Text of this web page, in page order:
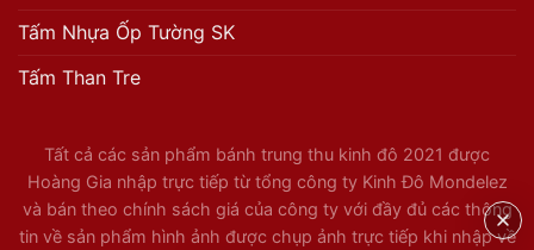
Tấm Nhựa Ốp Tường SK
Tấm Than Tre
Tất cả các sản phẩm bánh trung thu kinh đô 2021 được
Hoàng Gia nhập trực tiếp từ tổng công ty Kinh Đô Mondelez
và bán theo chính sách giá của công ty với đầy đủ các thông
tin về sản phẩm hình ảnh được chụp ảnh trực tiếp khi nhập về